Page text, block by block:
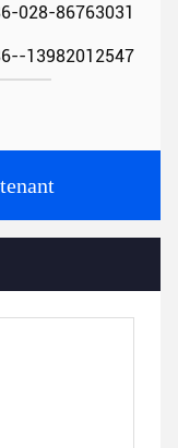
028-86763031
13982012547